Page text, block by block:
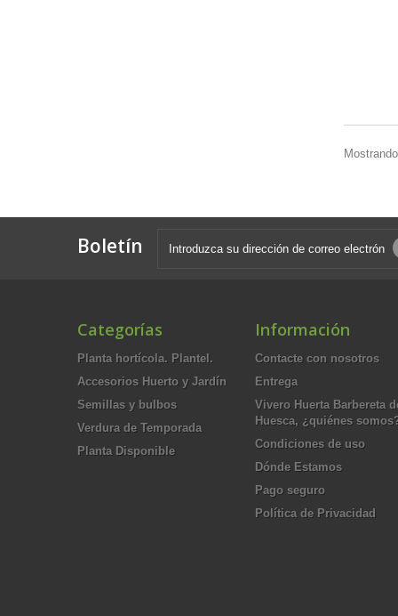
Boletín
Categorías
Planta hortícola. Plantel.
Accesorios Huerto y Jardín
Semillas y bulbos
Verdura de Temporada
Planta Disponible
Información
Contacte con nosotros
Entrega
Vivero Huerta Barbereta
Huesca, ¿quiénes
Condiciones de uso
Dónde Estamos
Pago seguro
Política de Privacidad